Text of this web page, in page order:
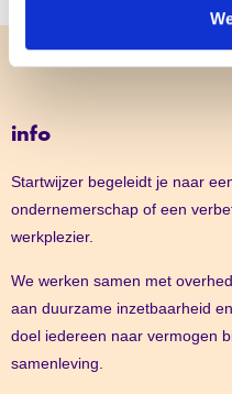
info
Startwijzer begeleidt je naar
ondernemerschap of een
werkplezier.
We werken samen met
aan duurzame inzetbaarheid
doel iedereen naar vermogen
samenleving.